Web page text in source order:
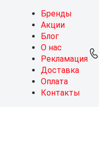
Бренды
Акции
Блог
О нас
Рекламация
Доставка
Оплата
Контакты